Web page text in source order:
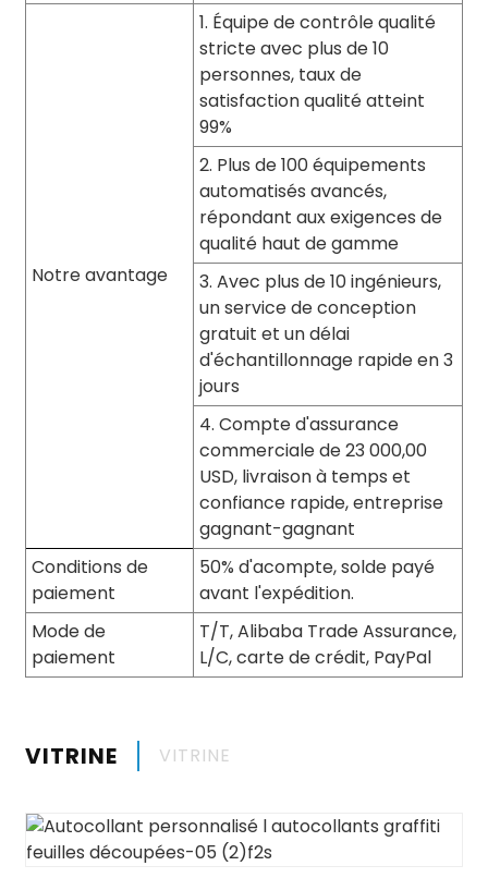
Notre avantage
1. Équipe de contrôle qualité
stricte avec plus de 10
personnes, taux de
satisfaction qualité atteint
99%
2. Plus de 100 équipements
automatisés avancés,
répondant aux exigences de
qualité haut de gamme
3. Avec plus de 10 ingénieurs,
un service de conception
gratuit et un délai
d'échantillonnage rapide en 3
jours
4. Compte d'assurance
commerciale de 23 000,00
USD, livraison à temps et
confiance rapide, entreprise
gagnant-gagnant
Conditions de
paiement
50% d'acompte, solde payé
avant l'expédition.
Mode de
paiement
T/T, Alibaba Trade Assurance,
L/C, carte de crédit, PayPal
VITRINE VITRINE